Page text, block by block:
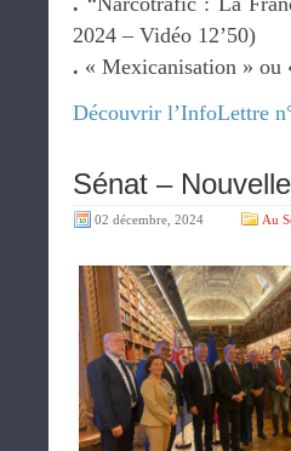
2024 – Vidéo 12’50)
. « Mexicanisation » ou
Découvrir l’InfoLettre
Sénat –
02 décembre, 2024 Au